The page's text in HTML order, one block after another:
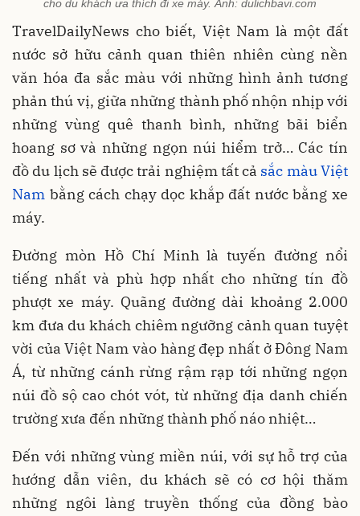
cho du khách ưa thích đi xe máy. Ảnh: dulichbavi.com
TravelDailyNews cho biết, Việt Nam là một đất
nước sở hữu cảnh quan thiên nhiên cùng nền
văn hóa đa sắc màu với những hình ảnh tương
phản thú vị, giữa những thành phố nhộn nhịp với
những vùng quê thanh bình, những bãi biển
hoang sơ và những ngọn núi hiểm trở… Các tín
đồ du lịch sẽ được trải nghiệm tất cả sắc màu Việt
Nam bằng cách chạy dọc khắp đất nước bằng xe
máy.
Đường mòn Hồ Chí Minh là tuyến đường nổi
tiếng nhất và phù hợp nhất cho những tín đồ
phượt xe máy. Quãng đường dài khoảng 2.000
km đưa du khách chiêm ngưỡng cảnh quan tuyệt
vời của Việt Nam vào hàng đẹp nhất ở Đông Nam
Á, từ những cánh rừng rậm rạp tới những ngọn
núi đồ sộ cao chót vót, từ những địa danh chiến
trường xưa đến những thành phố náo nhiệt…
Đến với những vùng miền núi, với sự hỗ trợ của
hướng dẫn viên, du khách sẽ có cơ hội thăm
những ngôi làng truyền thống của đồng bào